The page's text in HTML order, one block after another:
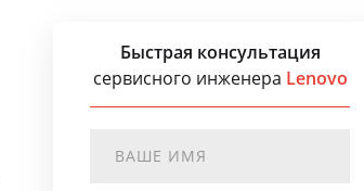
Быстрая консультация
сервисного инженера Lenovo